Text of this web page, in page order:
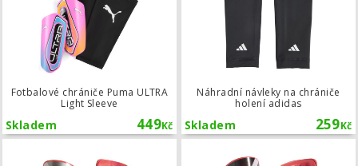
Fotbalové chrániče Puma ULTRA
Light Sleeve
449Kč
Skladem
Náhradní návleky na chrániče
holení adidas
259Kč
Skladem